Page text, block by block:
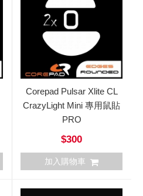
Corepad Pulsar Xlite CL
CrazyLight Mini 專用鼠貼
PRO
$300
加入購物車